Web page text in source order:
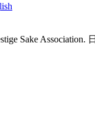
Sake Association.